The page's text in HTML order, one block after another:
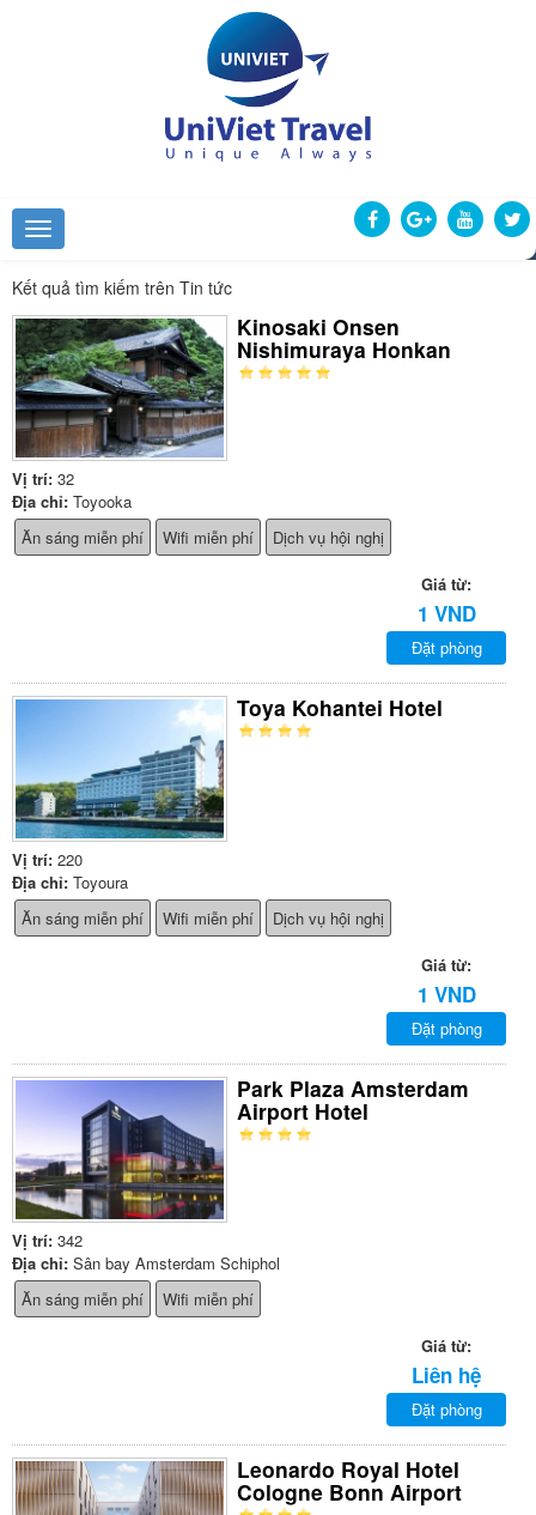
Kết quả tìm kiếm trên Tin tức
Kinosaki Onsen
Nishimuraya Honkan
Vị trí: 32
Địa chỉ: Toyooka
Ăn sáng miễn phí
Wifi miễn phí Dịch vụ hội nghị
Giá từ:
1 VND
Đặt phòng
Toya Kohantei Hotel
Vị trí: 220
Địa chỉ: Toyoura
Ăn sáng miễn phí
Wifi miễn phí Dịch vụ hội nghị
Giá từ:
1 VND
Đặt phòng
Park Plaza Amsterdam
Airport Hotel
Vị trí: 342
Địa chỉ: Sân bay Amsterdam Schiphol
Ăn sáng miễn phí
Wifi miễn phí
Giá từ:
Liên hệ
Đặt phòng
Leonardo Royal Hotel
Cologne Bonn Airport